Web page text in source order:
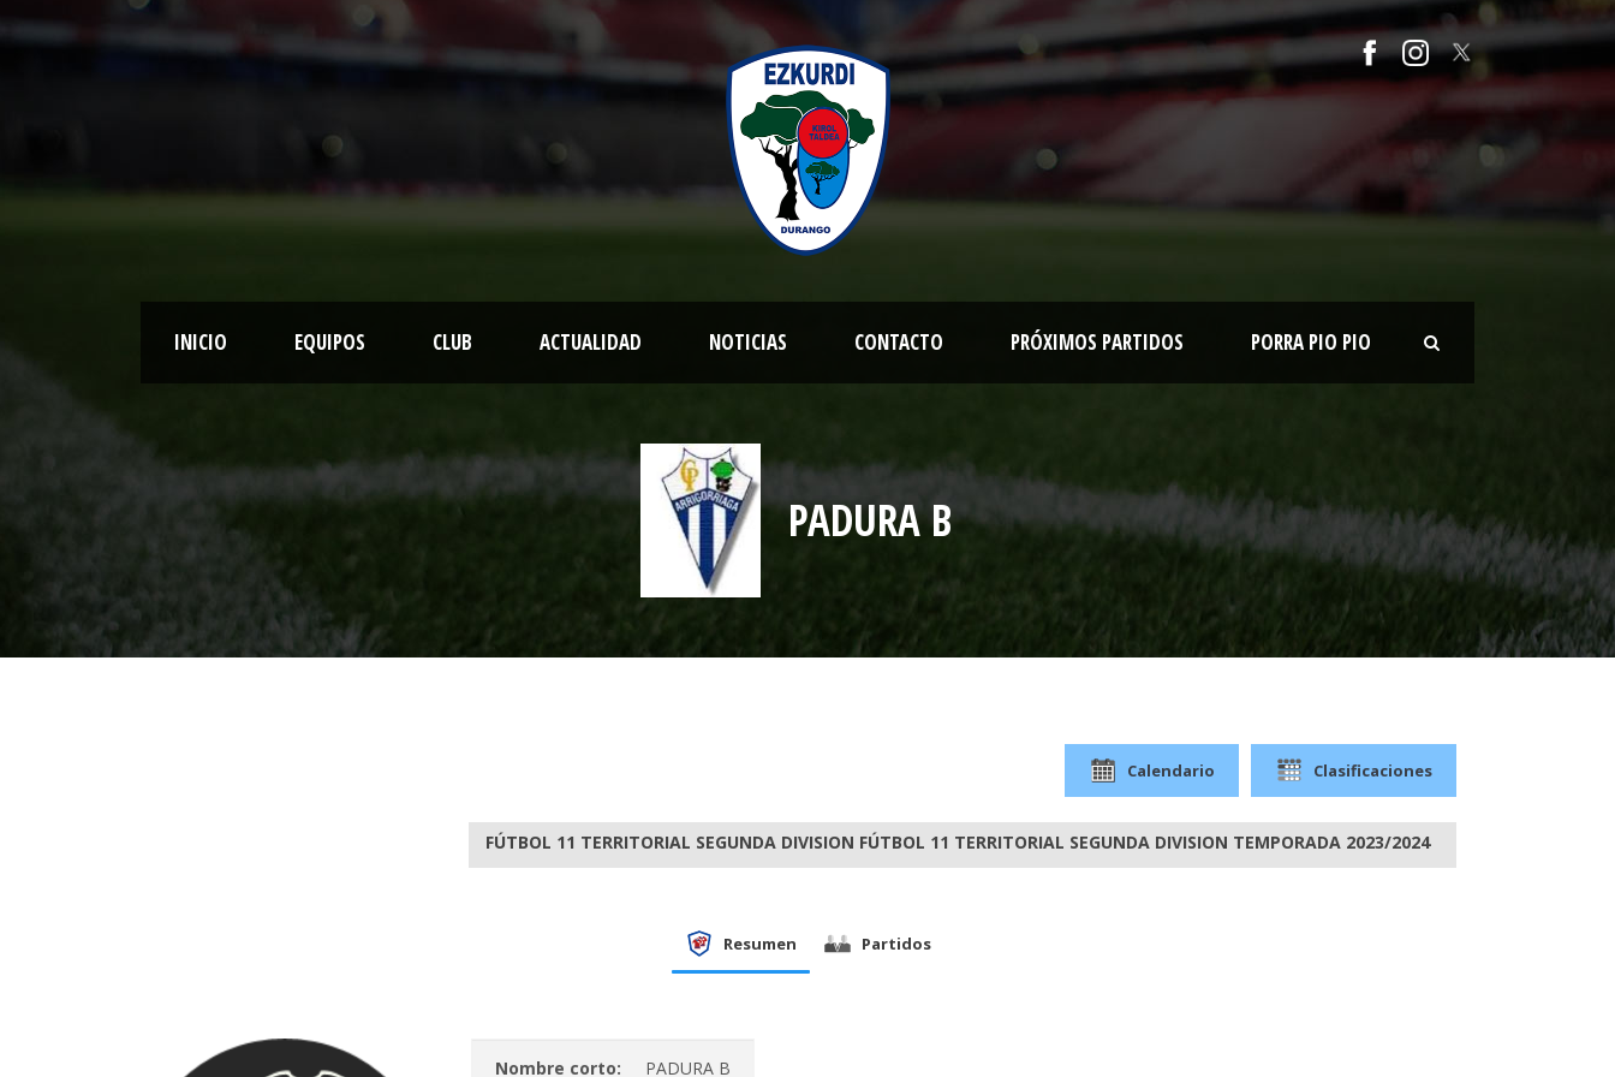
INICIO EQUIPOS CLUB ACTUALIDAD NOTICIAS CONTACTO PRÓXIMOS PARTIDOS PORRA PIO PIO
PADURA B
Calendario Clasificaciones
FÚTBOL 11 TERRITORIAL SEGUNDA DIVISION FÚTBOL 11 TERRITORIAL SEGUNDA DIVISION TEMPORADA 2023/2024
Resumen Partidos
Nombre corto: PADURA B